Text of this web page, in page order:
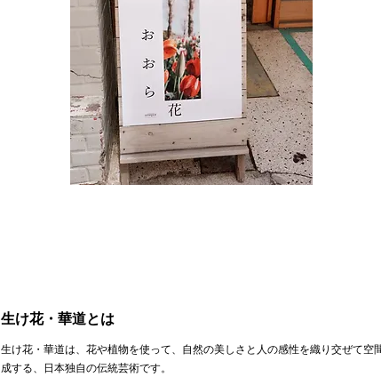
生け花・華道とは
生け花・華道は、花や植物を使って、自然の美しさと人の感性を織り交ぜて空
成する、日本独自の伝統芸術です。